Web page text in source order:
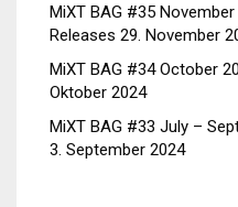
MiXT BAG #35
Releases 29. November
MiXT BAG #34 October
Oktober 2024
MiXT BAG #33 July –
3. September 2024